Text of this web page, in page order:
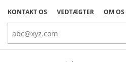
KONTAKT OS VEDTÆGTER OM OS